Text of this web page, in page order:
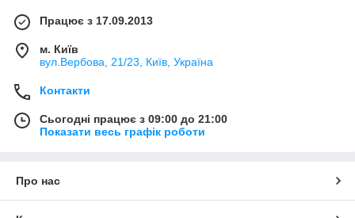
Працює з 17.09.2013
м. Київ
вул.Вербова, 21/23, Київ, Україна
Контакти
Сьогодні працює з 09:00 до 21:00
Показати весь графік роботи
Про нас